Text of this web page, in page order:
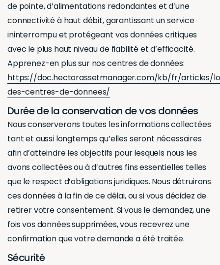
de pointe, d’alimentations redondantes et d’une
connectivité à haut débit, garantissant un service
ininterrompu et protégeant vos données critiques
avec le plus haut niveau de fiabilité et d’efficacité.
Apprenez-en plus sur nos centres de données:
https://doc.hectorassetmanager.com/kb/fr/articles/
des-centres-de-donnees/
Durée de la conservation de vos données
Nous conserverons toutes les informations collectées
tant et aussi longtemps qu’elles seront nécessaires
afin d’atteindre les objectifs pour lesquels nous les
avons collectées ou à d’autres fins essentielles telles
que le respect d’obligations juridiques. Nous détruirons
ces données à la fin de ce délai, ou si vous décidez de
retirer votre consentement. Si vous le demandez, une
fois vos données supprimées, vous recevrez une
confirmation que votre demande a été traitée.
Sécurité